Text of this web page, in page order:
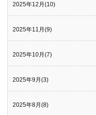
2025年12月(10)
2025年11月(9)
2025年10月(7)
2025年9月(3)
2025年8月(8)